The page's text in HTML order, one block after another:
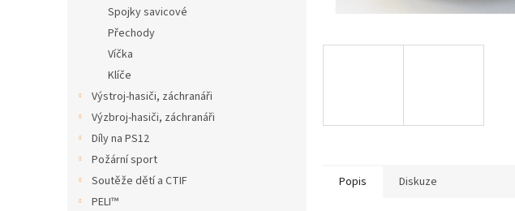
Spojky savicové
Přechody
Víčka
Klíče
Výstroj-hasiči, záchranáři
Výzbroj-hasiči, záchranáři
Díly na PS12
Požární sport
Soutěže dětí a CTIF
PELI™
Popis Diskuze